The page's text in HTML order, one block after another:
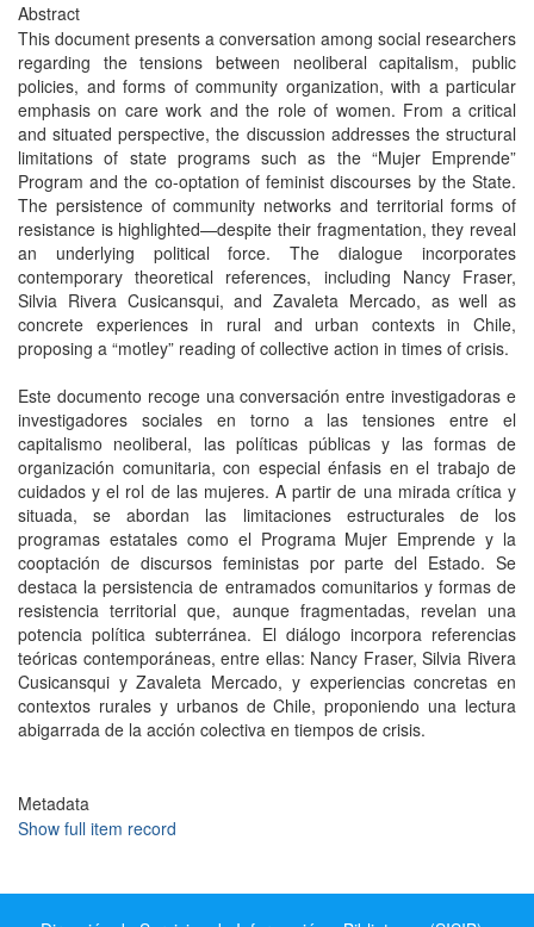
Abstract
This document presents a conversation among social researchers
regarding the tensions between neoliberal capitalism, public
policies, and forms of community organization, with a particular
emphasis on care work and the role of women. From a critical
and situated perspective, the discussion addresses the structural
limitations of state programs such as the “Mujer Emprende”
Program and the co-optation of feminist discourses by the State.
The persistence of community networks and territorial forms of
resistance is highlighted—despite their fragmentation, they reveal
an underlying political force. The dialogue incorporates
contemporary theoretical references, including Nancy Fraser,
Silvia Rivera Cusicansqui, and Zavaleta Mercado, as well as
concrete experiences in rural and urban contexts in Chile,
proposing a “motley” reading of collective action in times of crisis.
Este documento recoge una conversación entre investigadoras e
investigadores sociales en torno a las tensiones entre el
capitalismo neoliberal, las políticas públicas y las formas de
organización comunitaria, con especial énfasis en el trabajo de
cuidados y el rol de las mujeres. A partir de una mirada crítica y
situada, se abordan las limitaciones estructurales de los
programas estatales como el Programa Mujer Emprende y la
cooptación de discursos feministas por parte del Estado. Se
destaca la persistencia de entramados comunitarios y formas de
resistencia territorial que, aunque fragmentadas, revelan una
potencia política subterránea. El diálogo incorpora referencias
teóricas contemporáneas, entre ellas: Nancy Fraser, Silvia Rivera
Cusicansqui y Zavaleta Mercado, y experiencias concretas en
contextos rurales y urbanos de Chile, proponiendo una lectura
abigarrada de la acción colectiva en tiempos de crisis.
Metadata
Show full item record